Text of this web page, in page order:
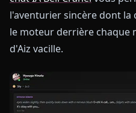
l'aventurier sincère dont la
le moteur derrière chaque
d'Aiz vacille.